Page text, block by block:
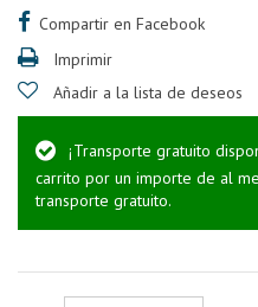
Compartir en Facebook
Imprimir
Añadir a la lista de deseos
¡Transporte gratuito
carrito por un importe de al
transporte gratuito.